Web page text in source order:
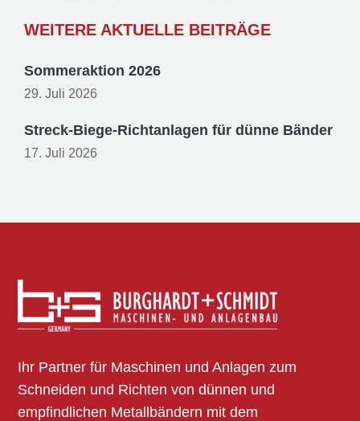
WEITERE AKTUELLE BEITRÄGE
Sommeraktion 2026
29. Juli 2026
Streck-Biege-Richtanlagen für dünne Bänder
17. Juli 2026
Ihr Partner für Maschinen und Anlagen zum
Schneiden und Richten von dünnen und
empfindlichen Metallbändern mit dem